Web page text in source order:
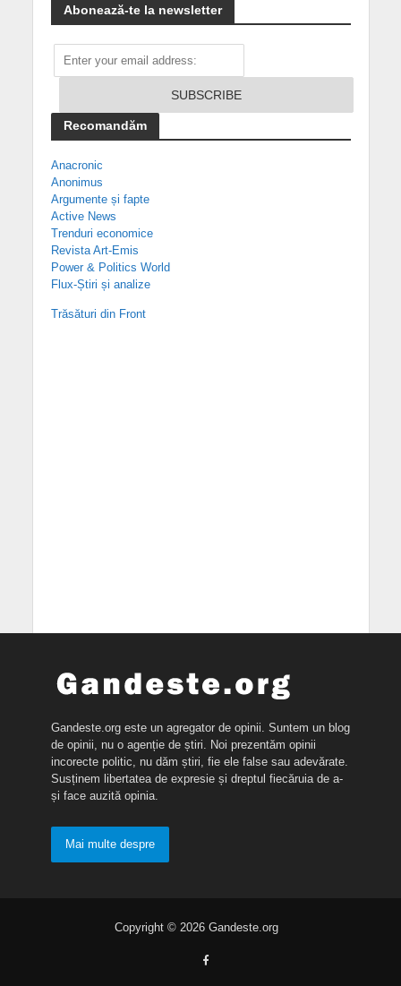
Abonează-te la newsletter
Recomandăm
Anacronic
Anonimus
Argumente și fapte
Active News
Trenduri economice
Revista Art-Emis
Power & Politics World
Flux-Știri și analize
Trăsături din Front
Gandeste.org este un agregator de opinii. Suntem un blog
de opinii, nu o agenție de știri. Noi prezentăm opinii
incorecte politic, nu dăm știri, fie ele false sau adevărate.
Susținem libertatea de expresie și dreptul fiecăruia de a-
și face auzită opinia.
Mai multe despre
Copyright © 2026 Gandeste.org